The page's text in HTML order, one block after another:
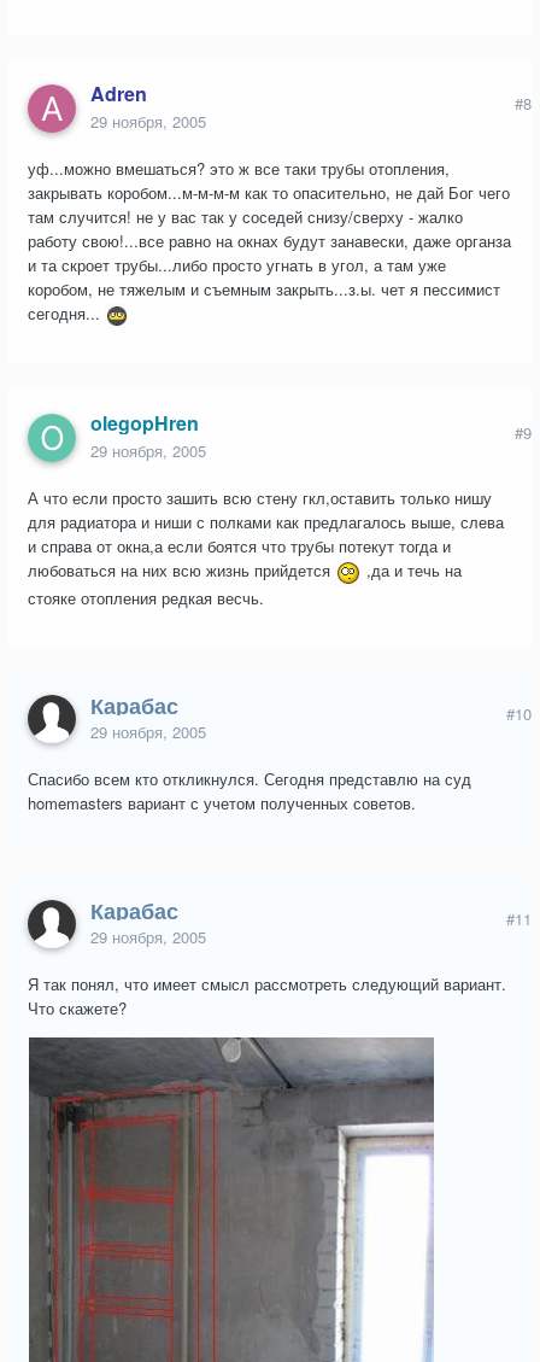
Adren
29 ноября, 2005
#8
уф...можно вмешаться? это ж все таки трубы отопления,
закрывать коробом...м-м-м-м как то опасительно, не дай Бог чего
там случится! не у вас так у соседей снизу/сверху - жалко
работу свою!...все равно на окнах будут занавески, даже органза
и та скроет трубы...либо просто угнать в угол, а там уже
коробом, не тяжелым и съемным закрыть...з.ы. чет я пессимист
сегодня...
olegopHren
29 ноября, 2005
#9
А что если просто зашить всю стену гкл,оставить только нишу
для радиатора и ниши с полками как предлагалось выше, слева
и справа от окна,а если боятся что трубы потекут тогда и
любоваться на них всю жизнь прийдется
,да и течь на
стояке отопления редкая весчь.
Карабас
29 ноября, 2005
#10
Спасибо всем кто откликнулся. Сегодня представлю на суд
homemasters вариант с учетом полученных советов.
Карабас
29 ноября, 2005
#11
Я так понял, что имеет смысл рассмотреть следующий вариант.
Что скажете?